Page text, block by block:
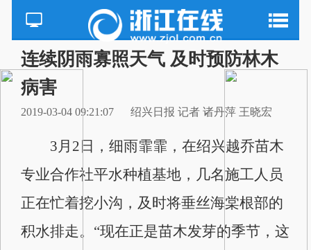
连续阴雨寡照天气 及时预防林木
病害
2019-03-04 09:21:07 绍兴日报 记者 诸丹萍 王晓宏
3月2日，细雨霏霏，在绍兴越乔苗木
专业合作社平水种植基地，几名施工人员
正在忙着挖小沟，及时将垂丝海棠根部的
积水排走。“现在正是苗木发芽的季节，这